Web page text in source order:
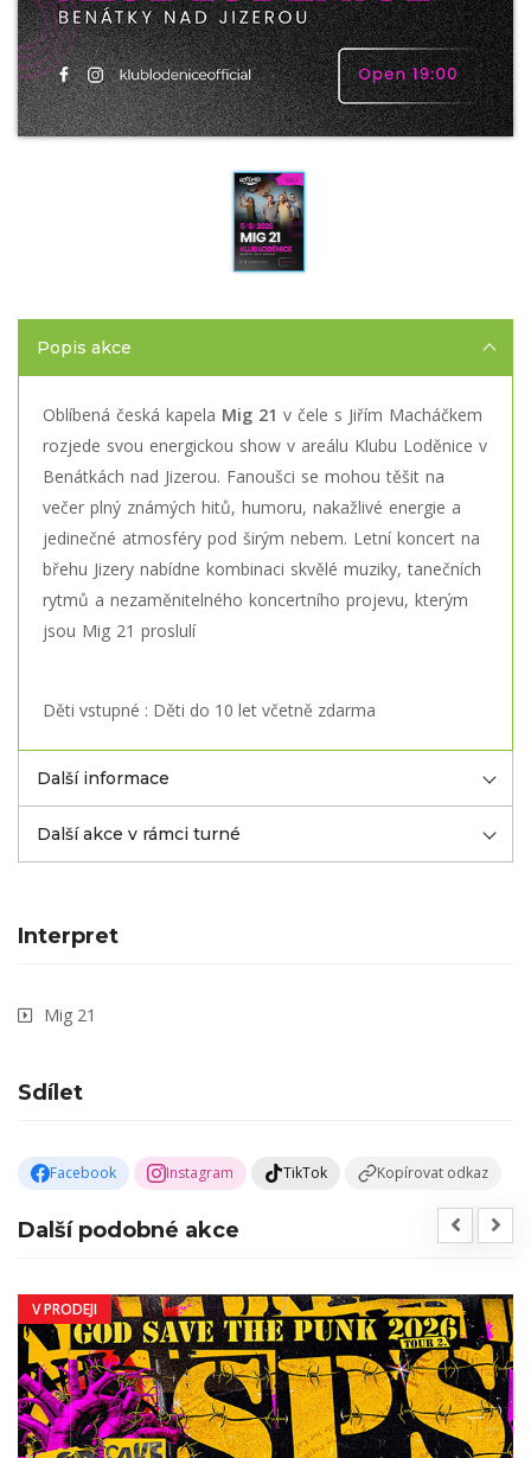
Popis akce
Oblíbená česká kapela Mig 21 v čele s Jiřím Macháčkem
rozjede svou energickou show v areálu Klubu Loděnice v
Benátkách nad Jizerou. Fanoušci se mohou těšit na
večer plný známých hitů, humoru, nakažlivé energie a
jedinečné atmosféry pod širým nebem. Letní koncert na
břehu Jizery nabídne kombinaci skvělé muziky, tanečních
rytmů a nezaměnitelného koncertního projevu, kterým
jsou Mig 21 proslulí
Děti vstupné : Děti do 10 let včetně zdarma
Další informace
Další akce v rámci turné
Interpret
Mig 21
Sdílet
Facebook Instagram TikTok Kopírovat odkaz
Další podobné akce
V PRODEJI